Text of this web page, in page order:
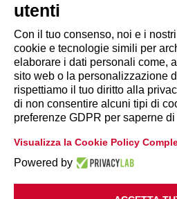
INFORMAZIONI
Disclaimer
Privacy Policy
Cookie Policy|Modifica preferenze
utenti
Con il tuo consenso, noi e i
cookie e tecnologie simili per
elaborare i dati personali come,
sito web o la personalizzazione
rispettiamo il tuo diritto alla
di non consentire alcuni tipi di
preferenze GDPR per saperne di
Visualizza la Cookie Policy
Powered by